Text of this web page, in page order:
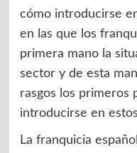
cómo introducirse
en las que los
primera mano la
sector y de esta
rasgos los primeros
introducirse en
La franquicia